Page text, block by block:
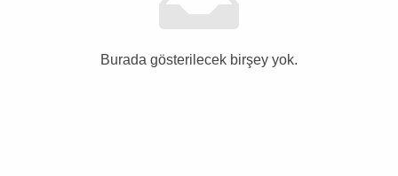
Burada gösterilecek birşey yok.